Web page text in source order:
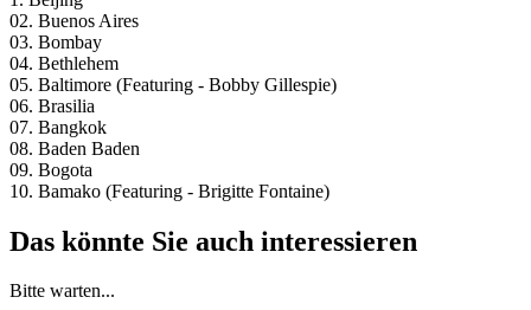
02. Buenos Aires
03. Bombay
04. Bethlehem
05. Baltimore (Featuring - Bobby Gillespie)
06. Brasilia
07. Bangkok
08. Baden Baden
09. Bogota
10. Bamako (Featuring - Brigitte Fontaine)
Das könnte Sie auch interessieren
Bitte warten...